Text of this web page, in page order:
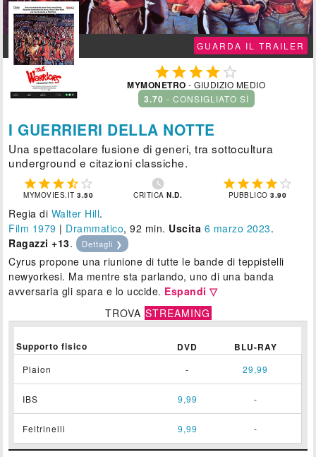
GUARDA IL TRAILER
 
MYMONETRO - GIUDIZIO MEDIO
3.70 - CONSIGLIATO SÌ
I GUERRIERI DELLA NOTTE
Una spettacolare fusione di generi, tra sottocultura
underground e citazioni classiche.
    
MYMOVIES.IT3.50

CRITICAN.D.
    
PUBBLICO3.90
Regia di Walter Hill.
Film 1979 | Drammatico, 92 min. Uscita 6 marzo 2023.
Ragazzi +13. Dettagli ❯
Cyrus propone una riunione di tutte le bande di teppistelli
newyorkesi. Ma mentre sta parlando, uno di una banda
avversaria gli spara e lo uccide. Espandi ▽
TROVA STREAMING
Supporto fisico DVD BLU-RAY
Plaion - 29,99
IBS 9,99 -
Feltrinelli 9,99 -